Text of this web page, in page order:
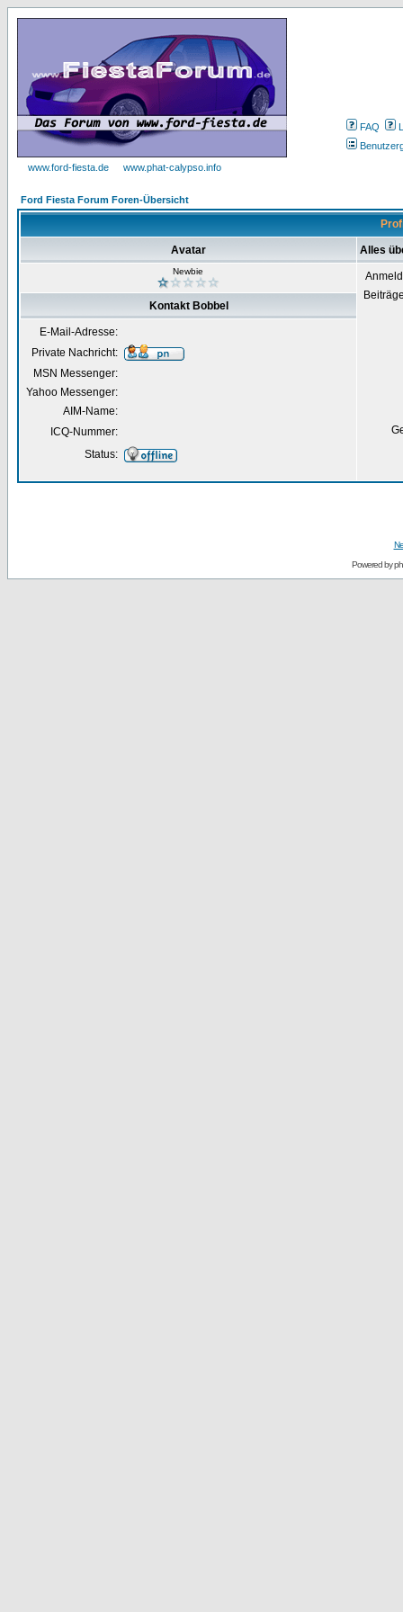
www.ford-fiesta.de www.phat-calypso.info
FAQ
Ford Fiesta Forum Foren-Übersicht
Avatar Alles
Newbie
Kontakt Bobbel
E-Mail-Adresse:
Private Nachricht:
MSN Messenger:
Yahoo Messenger:
AIM-Name:
ICQ-Nummer:
Status:
Powered by